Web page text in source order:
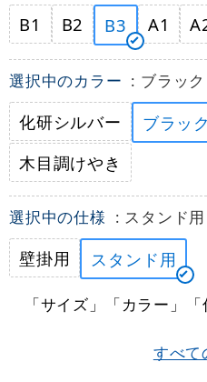
B1 B2 B3 A1
選択中のカラー : ブラック
化研シルバー ブラック
木目調けやき
選択中の仕様 : スタンド用
壁掛用 スタンド用
「サイズ」「カラー」
すべて